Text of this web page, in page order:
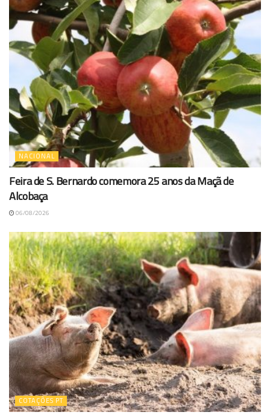
NACIONAL
Feira de S. Bernardo comemora 25 anos da Maçã de
Alcobaça
06/08/2026
COTAÇÕES PT